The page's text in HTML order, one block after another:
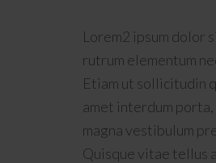
Lorem2 ipsum dolor
rutrum elementum
Etiam ut sollicitudin
amet interdum
magna vestibulum
Quisque vitae tellus